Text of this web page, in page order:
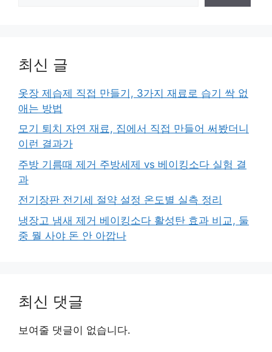
최신 글
옷장 제습제 직접 만들기, 3가지 재료로 습기 싹 없
애는 방법
모기 퇴치 자연 재료, 집에서 직접 만들어 써봤더니
이런 결과가
주방 기름때 제거 주방세제 vs 베이킹소다 실험 결
과
전기장판 전기세 절약 설정 온도별 실측 정리
냉장고 냄새 제거 베이킹소다 활성탄 효과 비교, 둘
중 뭘 사야 돈 안 아깝나
최신 댓글
보여줄 댓글이 없습니다.